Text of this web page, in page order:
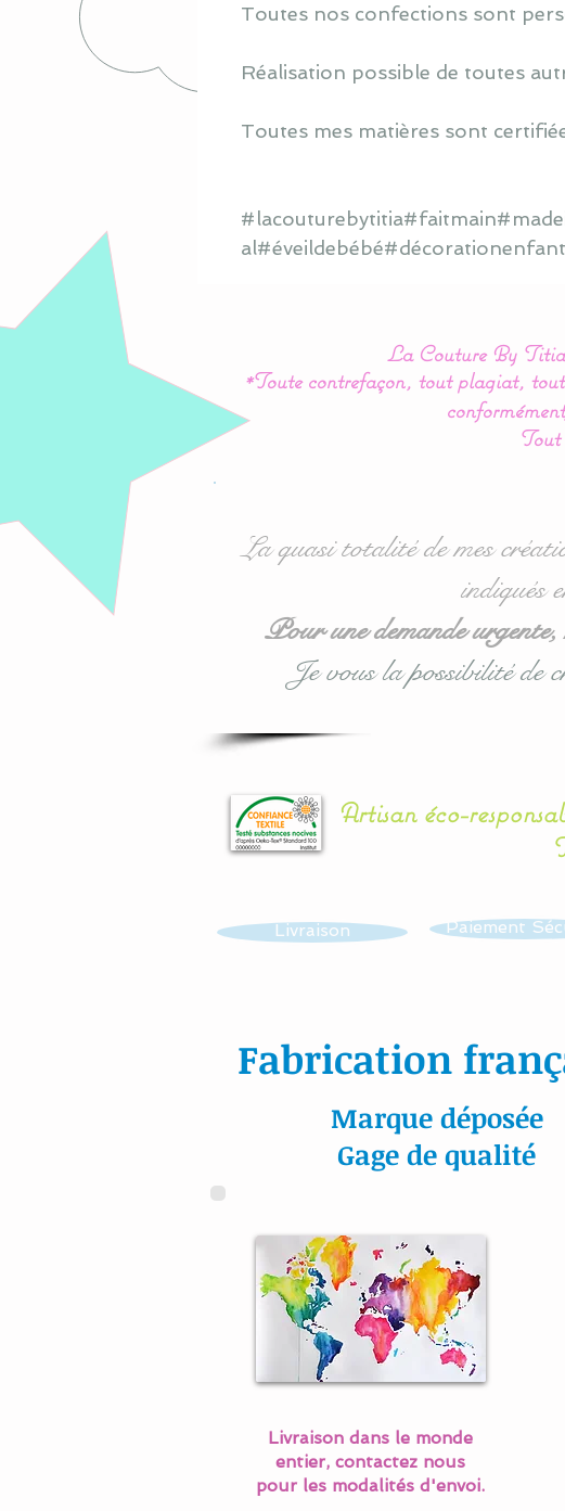
Toutes nos confections sont
Réalisation possible de toutes
Toutes mes matières sont
La Couture By Titia
*Toute contrefaçon, tout plagiat,
conformément
Tout
La quasi totalité de mes
indiqués
Pour une demande
Je vous la possibilité de
Artisan éco-
Livraison Paiement
Fabrication
Marque déposée
Gage de qualité
Livraison dans le monde
entier, contactez nous
pour les modalités d'envoi.